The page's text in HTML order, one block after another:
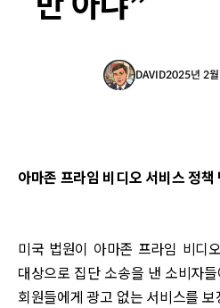
DAVID2025년 2
아마존 프라임 비디오 서비스 정책
미국 법원이 아마존 프라임 비
대상으로 집단 소송을 낸 소비자
회원들에게 광고 없는 서비스를